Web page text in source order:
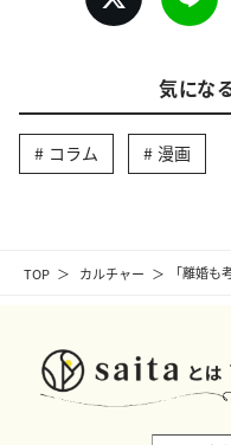
TOP カルチャー 「離婚
気にな
コラム 漫画